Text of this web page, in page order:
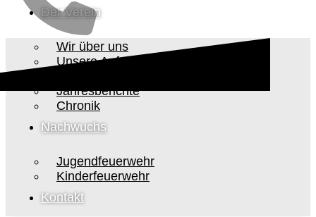
Der Verein
Wir über uns
Unsere Aufgabe
Jahresberichte
Chronik
Nachwuchs
Jugendfeuerwehr
Kinderfeuerwehr
Kontakt